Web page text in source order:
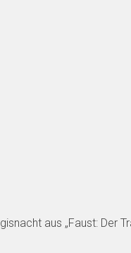
aus „Faust: Der